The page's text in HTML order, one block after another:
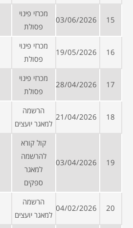
15
03/06/2026
מכרזי פינוי
פסולת
16
19/05/2026
מכרזי פינוי
פסולת
17
28/04/2026
מכרזי פינוי
פסולת
18
21/04/2026
הרשמה
למאגר יועצים
19
03/04/2026
קול קורא
להרשמה
למאגר
ספקים
20
04/02/2026
הרשמה
למאגר יועצים